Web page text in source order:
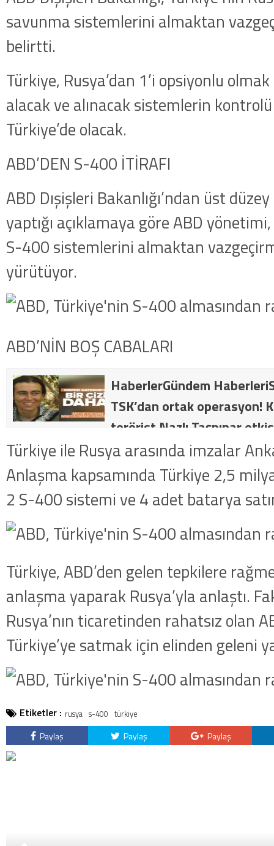
savunma sistemlerini almaktan
belirtti.
Türkiye, Rusya’dan 1’i opsiyonlu
alacak ve alınacak sistemlerin
Türkiye’de olacak.
ABD’DEN S-400 İTİRAFI
ABD Dışişleri Bakanlığı’ndan üst
yaptığı açıklamaya göre ABD
S-400 sistemlerini almaktan
yürütüyor.
ABD’NİN BOŞ CABALARI
HaberlerGündem
TSK’dan ortak operasyon!
terörist Nazlı Taşpınar
dakika: MİT ve TSK’dan
kategorideki terörist Nazlı
getirildi .
Türkiye ile Rusya arasında imzalar
Anlaşma kapsamında Türkiye 2,5
2 S-400 sistemi ve 4 adet batarya
Türkiye, ABD’den gelen tepkilere
anlaşma yaparak Rusya’yla anlaştı.
Rusya’nın ticaretinden rahatsız olan
Türkiye’ye satmak için elinden geleni
Etiketler : rusya s-400 türkiye
Paylaş Paylaş Paylaş